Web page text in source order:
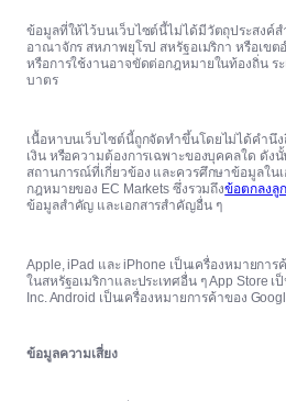
ข้อมูลที่ให้ไว้บนเว็บไซต์นี้ไม่ได้มีวัตถุประสงค์
อาณาจักร สหภาพยุโรป สหรัฐอเมริกา หรือเข
หรือการใช้งานอาจขัดต่อกฎหมายในท้องถิ่น ร
บาตร
เนื้อหาบนเว็บไซต์นี้ถูกจัดทำขึ้นโดยไม่ได้คำนึง
เงิน หรือความต้องการเฉพาะของบุคคลใด ดั
สถานการณ์ที่เกี่ยวข้อง และควรศึกษาข้อมูลใน
กฎหมายของ EC Markets ซึ่งรวมถึงข้อตกลงลู
ข้อมูลสำคัญ และเอกสารสำคัญอื่น ๆ
Apple, iPad และ iPhone เป็นเครื่องหมายกา
ในสหรัฐอเมริกาและประเทศอื่น ๆ App Store เ
Inc. Android เป็นเครื่องหมายการค้าของ
ข้อมูลความเสี่ยง